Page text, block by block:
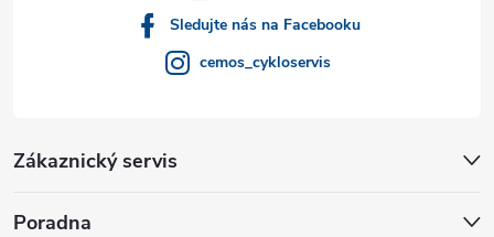
Sledujte nás na Facebooku
cemos_cykloservis
Zákaznický servis
Poradna